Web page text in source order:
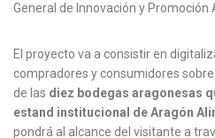
General de Innovación y Promoción
El proyecto va a consistir en
compradores y consumidores
de las diez bodegas aragonesas
estand institucional de Aragón
pondrá al alcance del visitante a